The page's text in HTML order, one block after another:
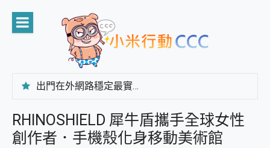
content
出門在外網路穩定最實在 「台灣大哥大」榮獲 4G/5G 在線率全球 NO.3 全台第一與全台六冠王實測心得，走到哪順到哪！
CP 值天花板~ Bongcom BS5 足球君開箱~ 短焦投影機 3千元就能擁有！ 折扣碼在這～
專為 PC上的 XBOX和掌機設計的 FireCuda X1070 SSD 固態硬碟開箱 評測
台灣製攝影機在這裡，100%全無線設計 SpotCam Solo Eco 太陽能防水雲端攝影機 SpotCam Solo 3 2.5K高畫質戶外攝影機 開箱 評測
RHINOSHIELD 犀牛盾攜手全球女性
創作者．手機殼化身移動美術館